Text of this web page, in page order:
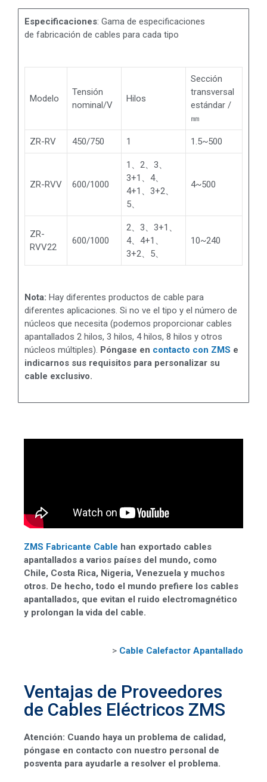
Especificaciones: Gama de especificaciones
de fabricación de cables para cada tipo
Modelo
Tensión
nominal/V
Hilos
Sección
transversal
estándar /
㎜
ZR-RV 450/750 1 1.5~500
ZR-RVV 600/1000
1、2、3、
3+1、4、
4+1、3+2、
5、
4~500
ZR-
RVV22
600/1000
2、3、3+1、
4、4+1、
3+2、5、
10~240
Nota: Hay diferentes productos de cable para
diferentes aplicaciones. Si no ve el tipo y el número de
núcleos que necesita (podemos proporcionar cables
apantallados 2 hilos, 3 hilos, 4 hilos, 8 hilos y otros
núcleos múltiples). Póngase en contacto con ZMS e
indicarnos sus requisitos para personalizar su
cable exclusivo.
ZMS Fabricante Cable han exportado cables
apantallados a varios países del mundo, como
Chile, Costa Rica, Nigeria, Venezuela y muchos
otros. De hecho, todo el mundo prefiere los cables
apantallados, que evitan el ruido electromagnético
y prolongan la vida del cable.
> Cable Calefactor Apantallado
Ventajas de Proveedores
de Cables Eléctricos ZMS
Atención: Cuando haya un problema de calidad,
póngase en contacto con nuestro personal de
posventa para ayudarle a resolver el problema.